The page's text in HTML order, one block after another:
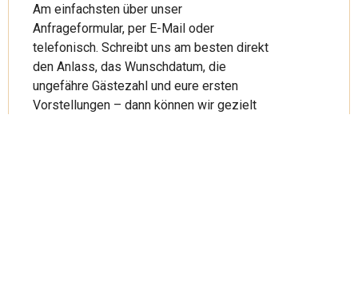
Am einfachsten über unser
Anfrageformular, per E-Mail oder
telefonisch. Schreibt uns am besten direkt
den Anlass, das Wunschdatum, die
ungefähre Gästezahl und eure ersten
Vorstellungen – dann können wir gezielt